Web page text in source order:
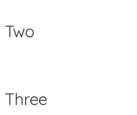
Two
Three